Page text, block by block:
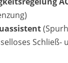
Schließ-